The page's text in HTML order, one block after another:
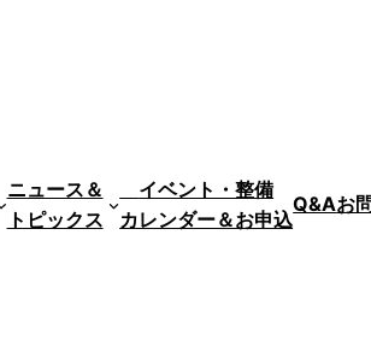
ニュース＆
トピックス
イベント・整備
カレンダー＆お申込
Q&Aお